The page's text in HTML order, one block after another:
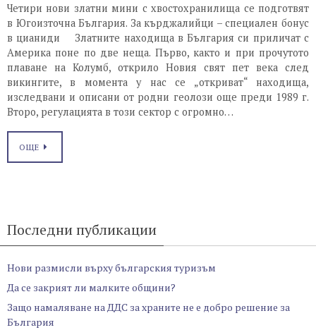
Четири нови златни мини с хвостохранилища се подготвят
в Югоизточна България. За кърджалийци – специален бонус
в цианиди Златните находища в България си приличат с
Америка поне по две неща. Първо, както и при прочутото
плаване на Колумб, открило Новия свят пет века след
викингите, в момента у нас се „откриват“ находища,
изследвани и описани от родни геолози още преди 1989 г.
Второ, регулацията в този сектор с огромно…
ОЩЕ
Последни публикации
Нови размисли върху българския туризъм
Да се закрият ли малките общини?
Защо намаляване на ДДС за храните не е добро решение за
България